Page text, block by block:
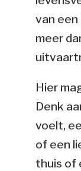
van
meer
Hier
Denk
voelt,
of een
thuis of